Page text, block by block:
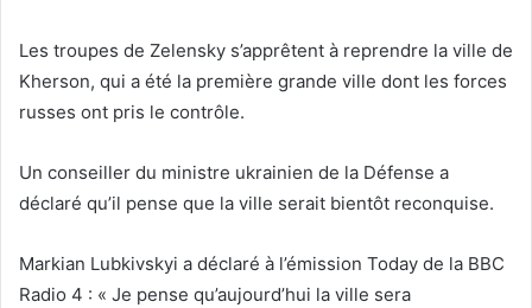
Les troupes de Zelensky s’apprêtent à reprendre la ville de
Kherson, qui a été la première grande ville dont les forces
russes ont pris le contrôle.
Un conseiller du ministre ukrainien de la Défense a
déclaré qu’il pense que la ville serait bientôt reconquise.
Markian Lubkivskyi a déclaré à l’émission Today de la BBC
Radio 4 : « Je pense qu’aujourd’hui la ville sera